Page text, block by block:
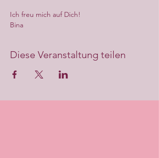
Ich freu mich auf Dich!
Bina
Diese Veranstaltung teilen